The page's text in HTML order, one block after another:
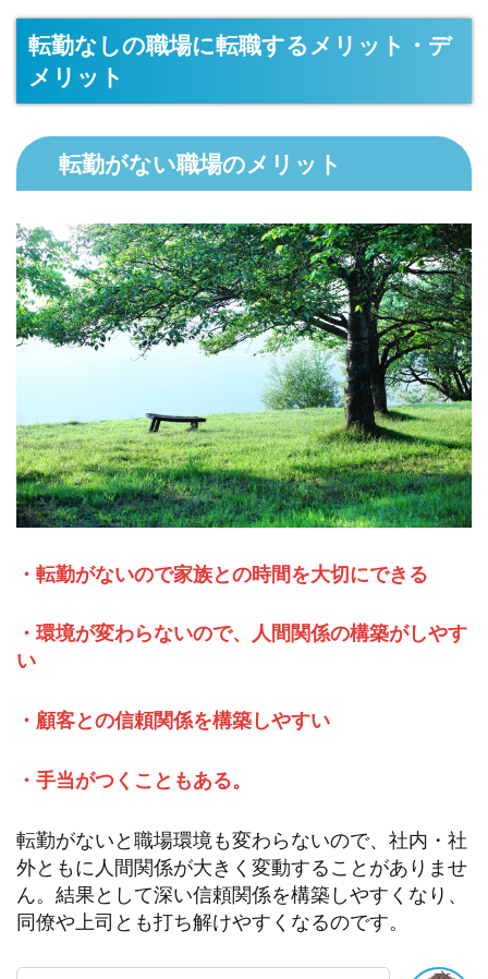
転勤なしの職場に転職するメリット・デ
メリット
転勤がない職場のメリット
・転勤がないので家族との時間を大切にできる
・環境が変わらないので、人間関係の構築がしやす
い
・顧客との信頼関係を構築しやすい
・手当がつくこともある。
転勤がないと職場環境も変わらないので、社内・社
外ともに人間関係が大きく変動することがありませ
ん。結果として深い信頼関係を構築しやすくなり、
同僚や上司とも打ち解けやすくなるのです。